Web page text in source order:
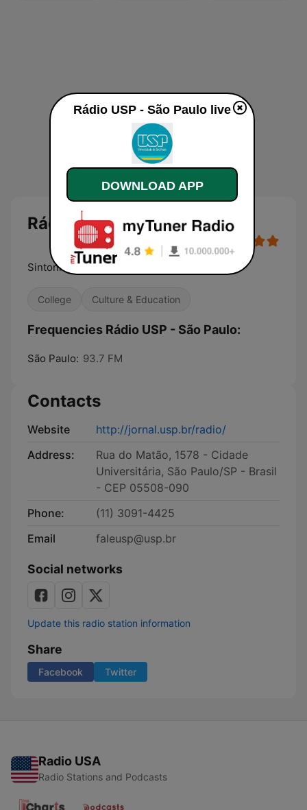
Rádio USP - São Paulo
Sintonize a diferença
College Culture & Education
Frequencies Rádio USP - São Paulo:
São Paulo: 93.7 FM
Contacts
Website
http://jornal.usp.br/radio/
Address:
Rua do Matão, 1578 - Cidade
Universitária, São Paulo/SP - Brasil
- CEP 05508-090
Phone:
(11) 3091-4425
Email
faleusp@usp.br
Social networks
Update this radio station information
Share
Facebook Twitter
Radio USA
Radio Stations and Podcasts
Rádio USP - São Paulo live
DOWNLOAD APP